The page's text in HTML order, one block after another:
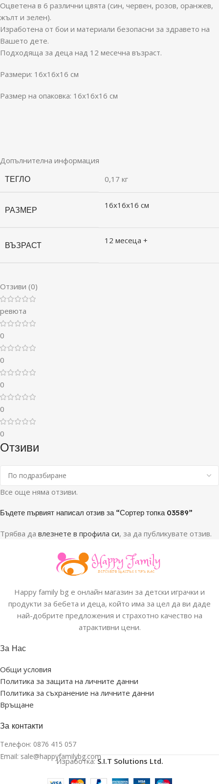
Оцветена в 6 различни цвята (син, червен, розов, оранжев,
жълт и зелен).
Изработена от бои и материали безопасни за здравето на
Вашето дете.
Подходяща за деца над 12 месечна възраст.
Размери: 16x16x16 см
Размер на опаковка: 16x16x16 см
Допълнителна информация
ТЕГЛО
0,17 кг
РАЗМЕР 16x16x16 см
ВЪЗРАСТ 12 месеца +
Отзиви (0)
ревюта
0
0
0
0
0
Отзиви
Все още няма отзиви.
Бъдете първият написал отзив за “Сортер топка 03589”
Трябва да влезнете в профила си, за да публикувате отзив.
Happy family bg е онлайн магазин за детски играчки и
продукти за бебета и деца, който има за цел да ви даде
най-добрите предложения и страхотно качество на
атрактивни цени.
За Нас
Общи условия
Политика за защита на личните данни
Политика за съхранение на личните данни
Връщане
За контакти
Телефон: 0876 415 057
Email:sale@happyfamilybg.com
Изработка:S.I.T Solutions Ltd.